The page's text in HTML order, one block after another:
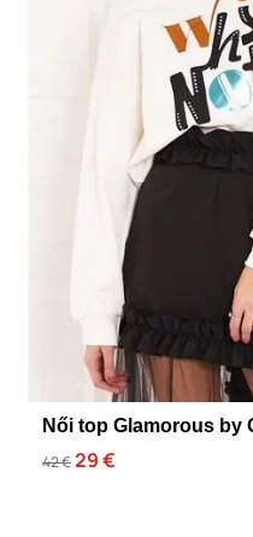
Női top Glamorous by
42 €29 €